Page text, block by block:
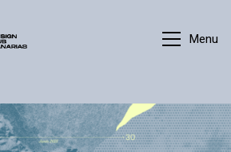
Menu